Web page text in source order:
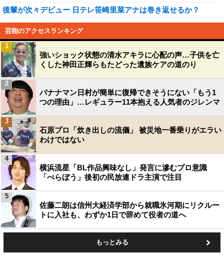
後輩が次々デビュー 日テレ笹崎里菜アナは巻き返せるか？
芸能のアクセスランキング
強いショック状態の清水アキラに心配の声…子供を亡
くした神田正輝らもたどった遺族ケアの道のり
1
バナナマン日村が簡単に復帰できそうにない「もう1
つの理由」…レギュラー11本抱える人気者のジレンマ
2
石原プロ「炊き出しの流儀」 被災地一番乗りがエラい
わけではない
3
横浜流星「BL作品興味なし」発言に滲むプロ意識
「べらぼう」後初の民放連ドラ主演で注目
4
佐藤二朗は信州大経済学部から就職氷河期にリクルー
トに入社も、わずか1日で辞めて役者の道へ
5
もっとみる